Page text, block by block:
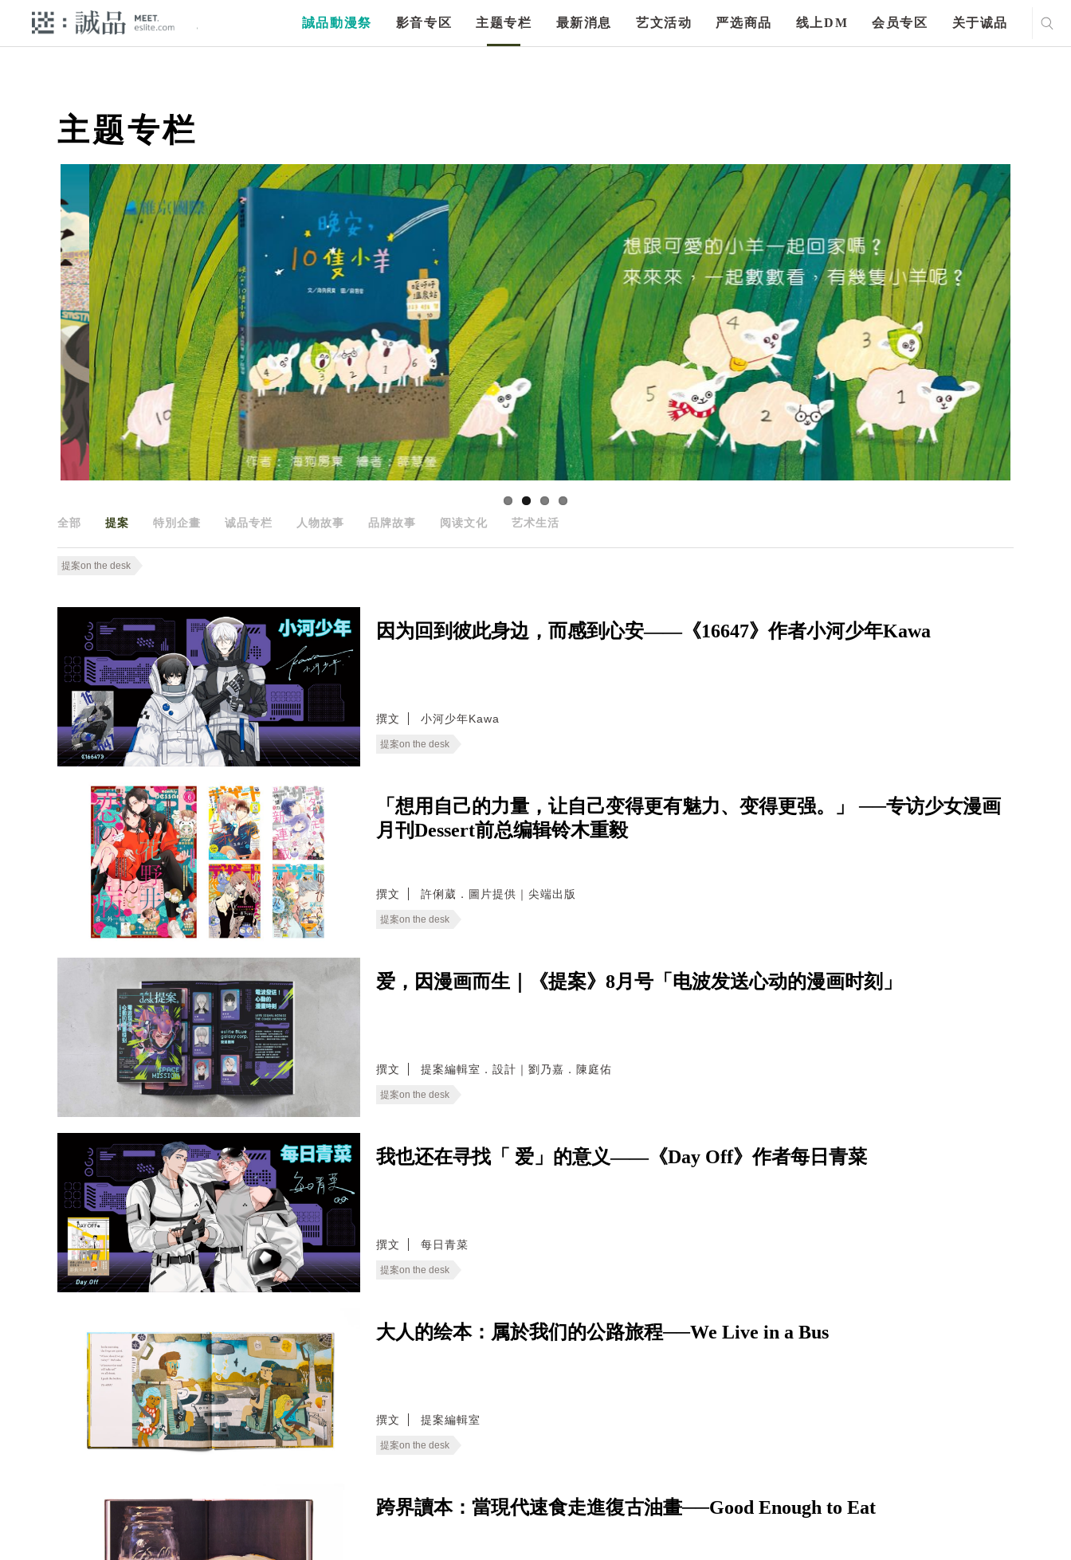
誠品動漫祭 影音专区 主题专栏 最新消息 艺文活动 严选商品 线上DM 会员专区 关于诚品
主题专栏
全部 提案 特別企畫 诚品专栏 人物故事 品牌故事 阅读文化 艺术生活
提案on the desk
因为回到彼此身边，而感到心安——《16647》作者小河少年Kawa
撰文 小河少年Kawa
提案on the desk
「想用自己的力量，让自己变得更有魅力、变得更强。」 ──专访少女漫画
月刊Dessert前总编辑铃木重毅
撰文 許俐葳．圖片提供｜尖端出版
提案on the desk
爱，因漫画而生｜《提案》8月号「电波发送心动的漫画时刻」
撰文 提案編輯室．設計｜劉乃嘉．陳庭佑
提案on the desk
我也还在寻找「 爱」的意义——《Day Off》作者每日青菜
撰文 每日青菜
提案on the desk
大人的绘本：属於我们的公路旅程──We Live in a Bus
撰文 提案編輯室
提案on the desk
跨界讀本：當現代速食走進復古油畫──Good Enough to Eat